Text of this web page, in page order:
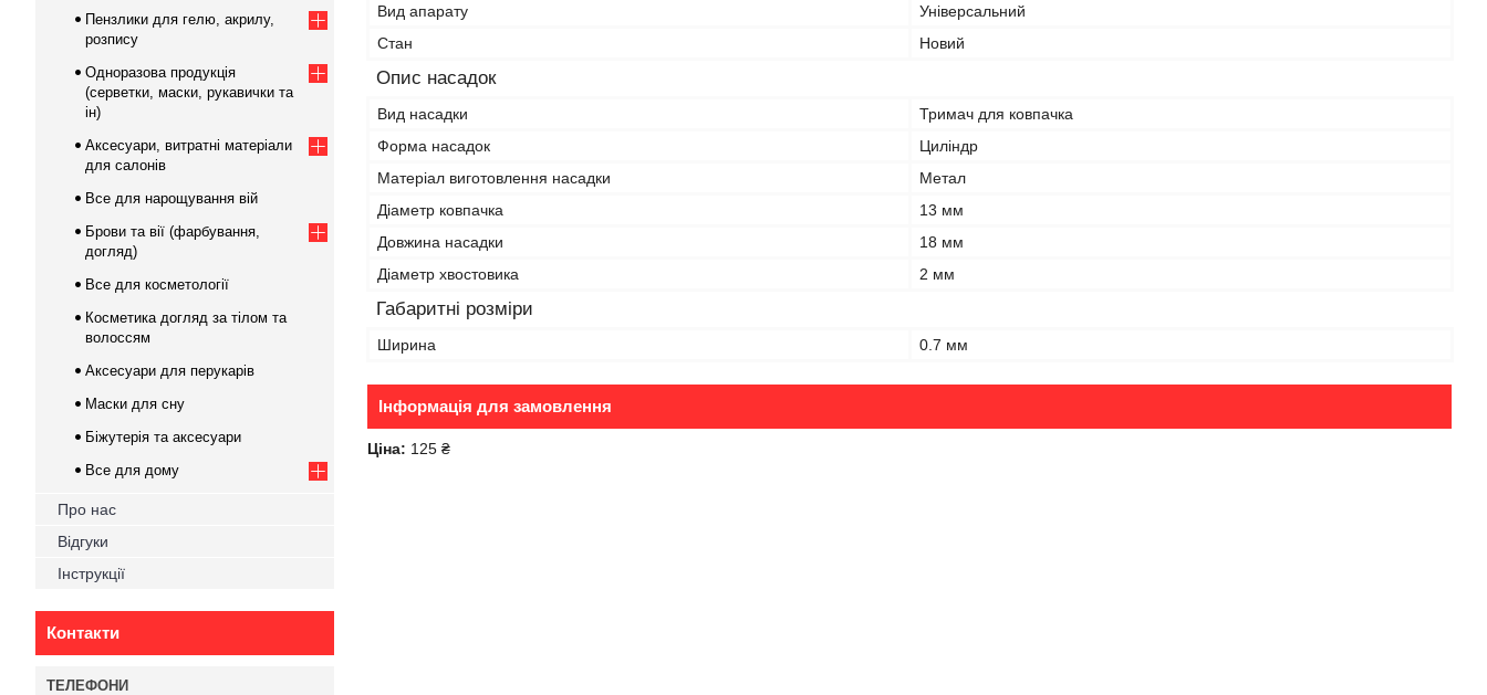
Вид апарату
Універсальний
Стан
Новий
Опис насадок
Вид насадки
Тримач для ковпачка
Форма насадок
Циліндр
Матеріал виготовлення насадки
Метал
Діаметр ковпачка
13 мм
Довжина насадки
18 мм
Діаметр хвостовика
2 мм
Габаритні розміри
Ширина 0.7 мм
Інформація для замовлення
Ціна: 125 ₴
Пензлики для гелю, акрилу,
розпису
Одноразова продукція
(серветки, маски, рукавички та
ін)
Аксесуари, витратні матеріали
для салонів
Все для нарощування вій
Брови та вії (фарбування,
догляд)
Все для косметології
Косметика догляд за тілом та
волоссям
Аксесуари для перукарів
Маски для сну
Біжутерія та аксесуари
Все для дому
Про нас
Відгуки
Інструкції
Контакти